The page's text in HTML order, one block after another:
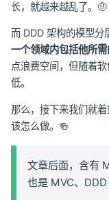
长，就越来越乱了。🤨
而 DDD 架构的模型分
一个领域内包括他所
点浪费空间，但随着
低。
那么，接下来我们就
该怎么做。🍻
文章后面，含有
也是 MVC、DDD